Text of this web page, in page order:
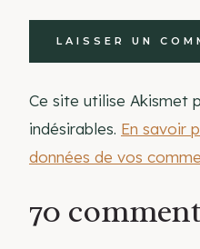
Ce site utilise Akismet
indésirables. En savoir
données de vos
70